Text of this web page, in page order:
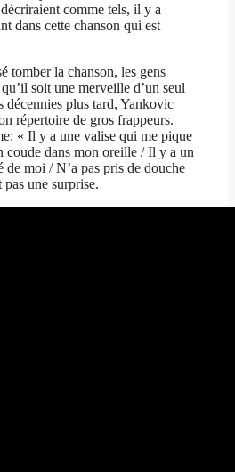
comme tels, il y a
dans cette chanson qui est
tomber la chanson, les gens
soit une merveille d’un seul
décennies plus tard, Yankovic
répertoire de gros frappeurs.
« Il y a une valise qui me pique
coude dans mon oreille / Il y a un
moi / N’a pas pris de douche
pas une surprise.